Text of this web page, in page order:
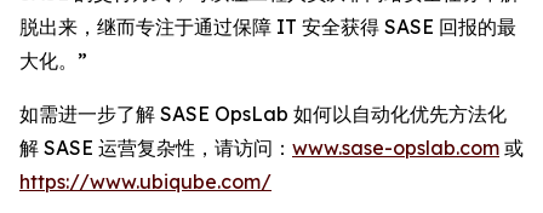
脱出来，继而专注于通过保障 IT 安全获得 SASE 回报的最
大化。”
如需进一步了解 SASE OpsLab 如何以自动化优先方法化
解 SASE 运营复杂性，请访问： www.sase-opslab.com 或
https://www.ubiqube.com/